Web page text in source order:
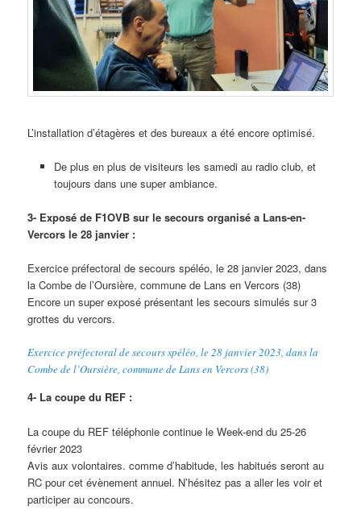
L’installation d’étagères et des bureaux a été encore optimisé.
De plus en plus de visiteurs les samedi au radio club, et
toujours dans une super ambiance.
3- Exposé de F1OVB sur le secours organisé a Lans-en-
Vercors le 28 janvier :
Exercice préfectoral de secours spéléo, le 28 janvier 2023, dans
la Combe de l’Oursière, commune de Lans en Vercors (38)
Encore un super exposé présentant les secours simulés sur 3
grottes du vercors.
Exercice préfectoral de secours spéléo, le 28 janvier 2023, dans la
Combe de l’Oursière, commune de Lans en Vercors (38)
4- La coupe du REF :
La coupe du REF téléphonie continue le Week-end du 25-26
février 2023
Avis aux volontaires. comme d’habitude, les habitués seront au
RC pour cet évènement annuel. N’hésitez pas a aller les voir et
participer au concours.